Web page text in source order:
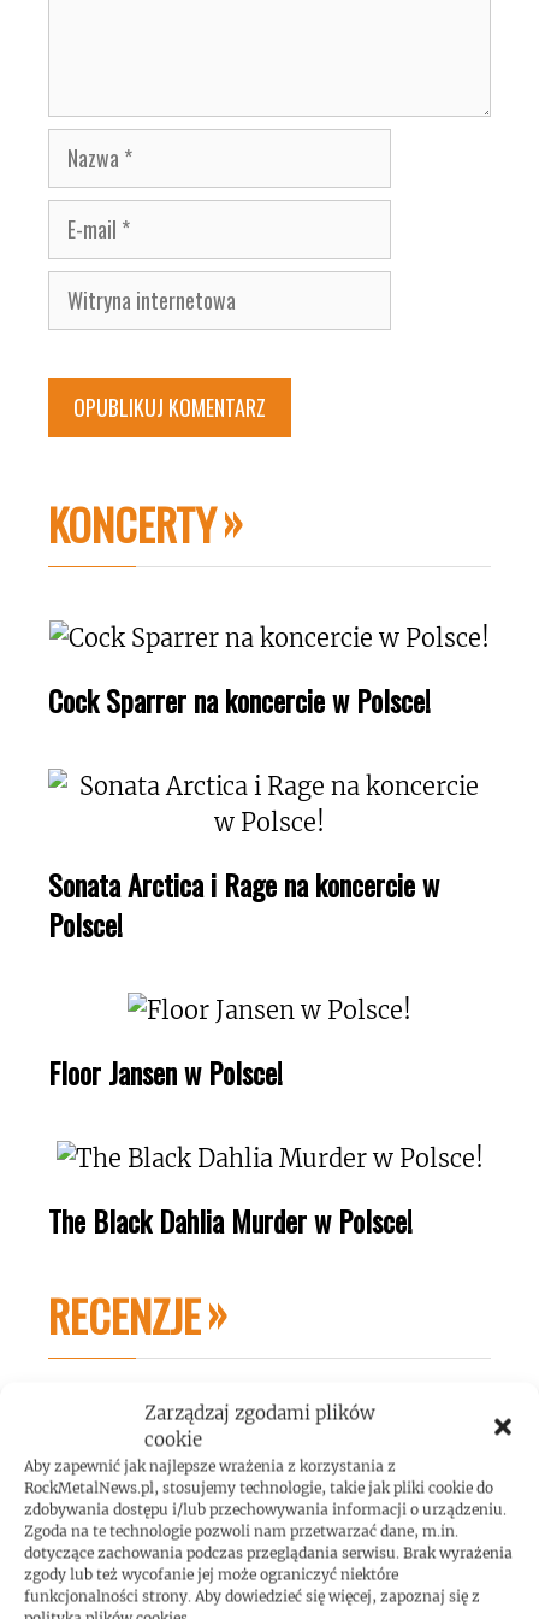
Zarządzaj zgodami plików
cookie
Aby zapewnić jak najlepsze wrażenia z korzystania z
RockMetalNews.pl, stosujemy technologie, takie jak pliki cookie do
zdobywania dostępu i/lub przechowywania informacji o urządzeniu.
Zgoda na te technologie pozwoli nam przetwarzać dane, m.in.
dotyczące zachowania podczas przeglądania serwisu. Brak wyrażenia
zgody lub też wycofanie jej może ograniczyć niektóre
funkcjonalności strony. Aby dowiedzieć się więcej, zapoznaj się z
Nazwa
E-
mail
Witryna
internetowa
KONCERTY
Cock Sparrer na koncercie w Polsce!
Sonata Arctica i Rage na koncercie w
Polsce!
Floor Jansen w Polsce!
The Black Dahlia Murder w Polsce!
RECENZJE